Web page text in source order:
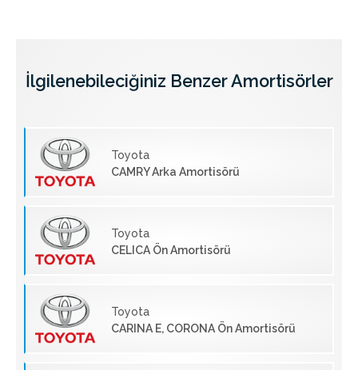
İlgilenebileciğiniz Benzer Amortisörler
Toyota
CAMRY Arka Amortisörü
Toyota
CELICA Ön Amortisörü
Toyota
CARINA E, CORONA Ön Amortisörü